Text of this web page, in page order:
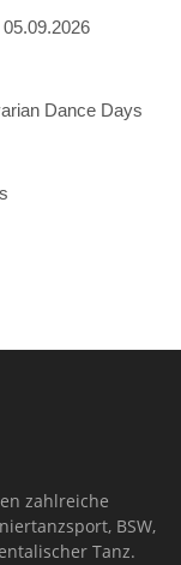
Dance Days
zahlreiche
BSW,
Tanz.